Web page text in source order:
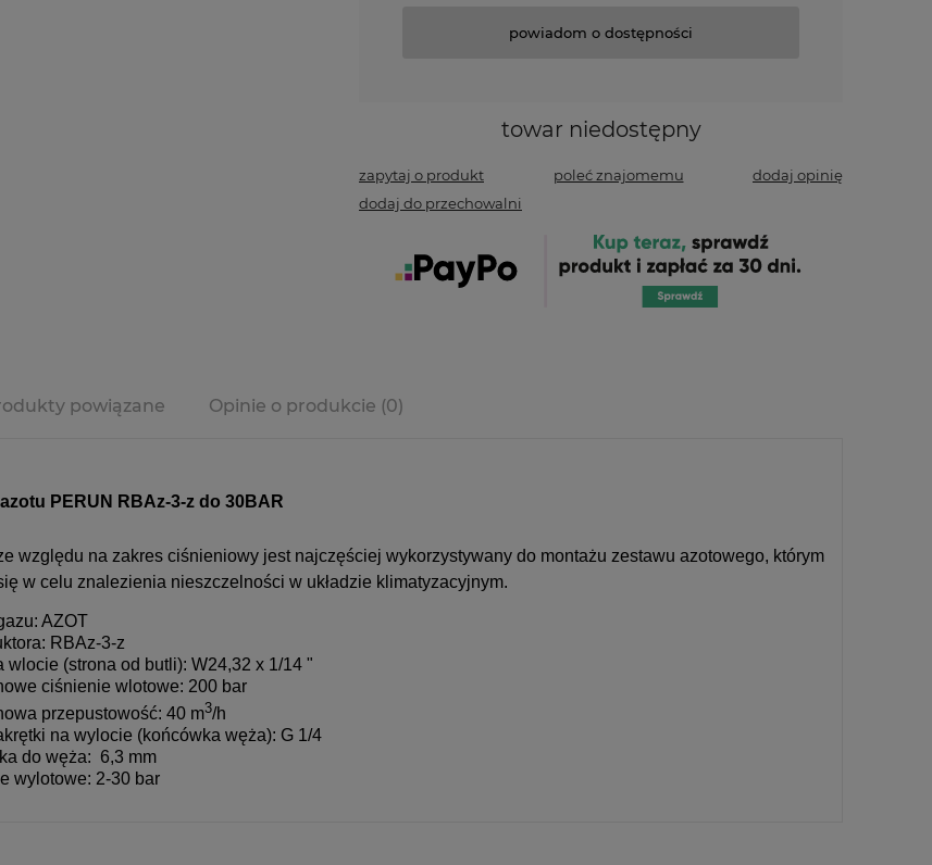
powiadom o dostępności
towar niedostępny
zapytaj o produkt poleć znajomemu
dodaj opinię
dodaj do przechowalni
powiązane Opinie o produkcie (0)
PERUN RBAz-3-z do 30BAR
względu na zakres ciśnieniowy jest najczęściej wykorzystywany do montażu zestawu azotowego, którym
w celu znalezienia nieszczelności w układzie klimatyzacyjnym.
AZOT
RBAz-3-z
wlocie (strona od butli): W24,32 x 1/14 "
ciśnienie wlotowe: 200 bar
przepustowość: 40 m3/h
na wylocie (końcówka węża): G 1/4
do węża: 6,3 mm
wylotowe: 2-30 bar